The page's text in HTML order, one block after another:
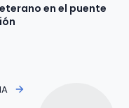
en el puente